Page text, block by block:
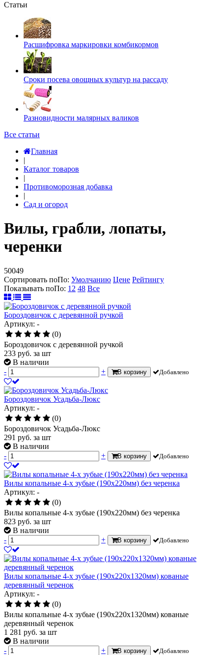
Статьи
Расшифровка маркировки комбикормов
Сроки посева овощных культур на рассаду
Разновидности малярных валиков
Все статьи
Главная
|
Каталог товаров
|
Противоморозная добавка
|
Сад и огород
Вилы, грабли, лопаты,
черенки
50049
Сортировать поПо: Умолчанию Цене Рейтингу
Показывать поПо: 12 48 Все
Бороздовичок с деревянной ручкой
Артикул: -
(0)
Бороздовичок с деревянной ручкой
233 руб. за шт
В наличии
-
+ В корзину Добавлено
Бороздовичок Усадьба-Люкс
Артикул: -
(0)
Бороздовичок Усадьба-Люкс
291 руб. за шт
В наличии
-
+ В корзину Добавлено
Вилы копальные 4-х зубые (190х220мм) без черенка
Артикул: -
(0)
Вилы копальные 4-х зубые (190х220мм) без черенка
823 руб. за шт
В наличии
-
+ В корзину Добавлено
Вилы копальные 4-х зубые (190х220х1320мм) кованые
деревянный черенок
Артикул: -
(0)
Вилы копальные 4-х зубые (190х220х1320мм) кованые
деревянный черенок
1 281 руб. за шт
В наличии
-
+ В корзину Добавлено